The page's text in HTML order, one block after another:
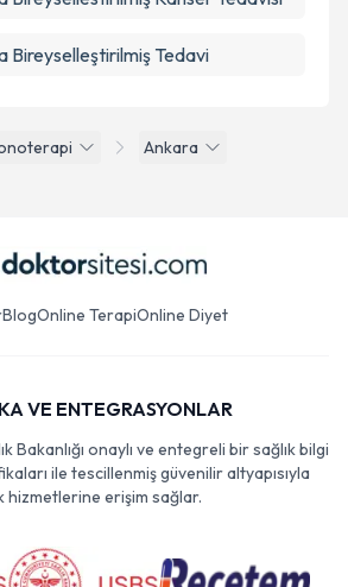
Ankara
Bireyselleştirilmiş Tedavi
BlogOnline TerapiOnline Diyet
VE ENTEGRASYONLAR
Bakanlığı onaylı ve entegreli bir sağlık bilgi
ile tescillenmiş güvenilir altyapısıyla
hizmetlerine erişim sağlar.